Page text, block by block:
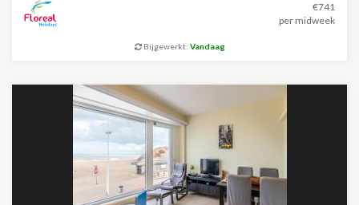
€741
per midweek
Bijgewerkt: Vandaag